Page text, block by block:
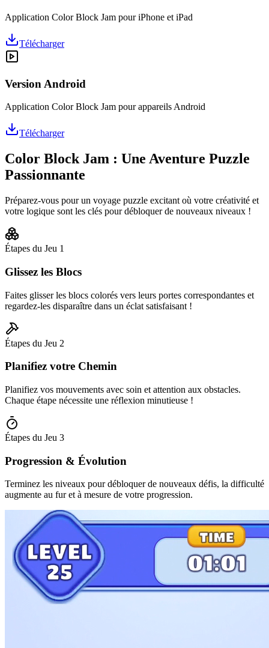
Application Color Block Jam pour iPhone et iPad
Télécharger
Version Android
Application Color Block Jam pour appareils Android
Télécharger
Color Block Jam : Une Aventure Puzzle
Passionnante
Préparez-vous pour un voyage puzzle excitant où votre créativité et
votre logique sont les clés pour débloquer de nouveaux niveaux !
Étapes du Jeu 1
Glissez les Blocs
Faites glisser les blocs colorés vers leurs portes correspondantes et
regardez-les disparaître dans un éclat satisfaisant !
Étapes du Jeu 2
Planifiez votre Chemin
Planifiez vos mouvements avec soin et attention aux obstacles.
Chaque étape nécessite une réflexion minutieuse !
Étapes du Jeu 3
Progression & Évolution
Terminez les niveaux pour débloquer de nouveaux défis, la difficulté
augmente au fur et à mesure de votre progression.